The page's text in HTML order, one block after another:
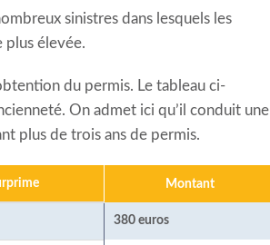
sinistres dans lesquels les
plus élevée.
du permis. Le tableau ci-
On admet ici qu’il conduit une
plus de trois ans de permis.
Montant
380 euros